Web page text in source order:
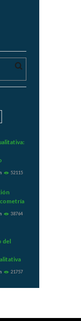
52115
38764
del
21757